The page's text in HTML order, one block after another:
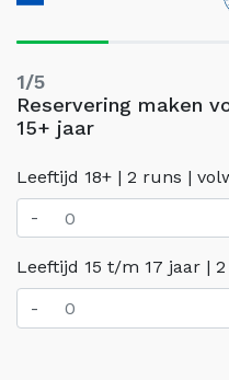
1/5
Reservering maken
15+ jaar
Leeftijd 18+ | 2 runs |
-
Leeftijd 15 t/m 17 jaar |
-